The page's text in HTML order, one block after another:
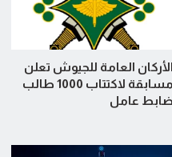
الأركان العامة للجيوش تعلن
مسابقة لاكتتاب 1000 طالب
ضابط عامل